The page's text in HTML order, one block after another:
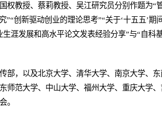
权教授、蔡莉教授、吴江研究员分别作题为“
创新驱动创业的理论思考”“关于‘十五五’期
涯发展和高水平论文发表经验分享”与“自科
，以及北京大学、清华大学、南京大学、东
师范大学、中山大学、福州大学、重庆大学
。